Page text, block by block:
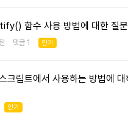
함수 사용 방법에 대한 질문
전 댓글 1 인기
립트에서 사용하는 방법에 대
인기